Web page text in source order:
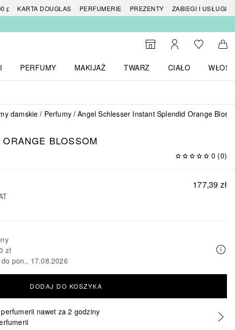
produktów
KARTA DOUGLAS PERFUMERIE PREZENTY
ZABIEGI I USŁUGI
Do wyszukiwarki
Moje kontoDo listyDo
PERFUMY
MAKIJAŻ
TWARZ
CIAŁO
WŁOSY
damskie Perfumy Angel Schlesser Instant Splendid Orange
BLOSSOM
0 (0)
177,39 zł
zł
pon., 17.08.2026
DODAJ DO KOSZYKA
nawet za 2 godziny